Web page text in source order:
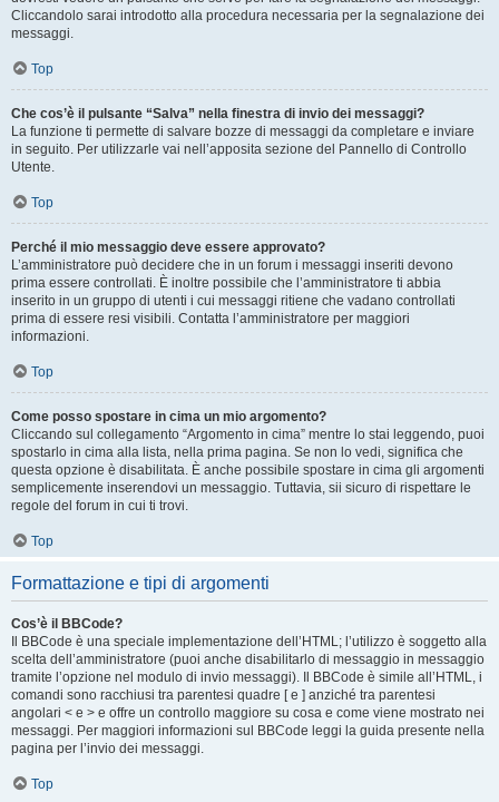
Cliccandolo sarai introdotto alla procedura necessaria per la segnalazione dei
messaggi.
Top
Che cos’è il pulsante “Salva” nella finestra di invio dei messaggi?
La funzione ti permette di salvare bozze di messaggi da completare e inviare
in seguito. Per utilizzarle vai nell’apposita sezione del Pannello di Controllo
Utente.
Top
Perché il mio messaggio deve essere approvato?
L’amministratore può decidere che in un forum i messaggi inseriti devono
prima essere controllati. È inoltre possibile che l’amministratore ti abbia
inserito in un gruppo di utenti i cui messaggi ritiene che vadano controllati
prima di essere resi visibili. Contatta l’amministratore per maggiori
informazioni.
Top
Come posso spostare in cima un mio argomento?
Cliccando sul collegamento “Argomento in cima” mentre lo stai leggendo, puoi
spostarlo in cima alla lista, nella prima pagina. Se non lo vedi, significa che
questa opzione è disabilitata. È anche possibile spostare in cima gli argomenti
semplicemente inserendovi un messaggio. Tuttavia, sii sicuro di rispettare le
regole del forum in cui ti trovi.
Top
Formattazione e tipi di argomenti
Cos’è il BBCode?
Il BBCode è una speciale implementazione dell’HTML; l’utilizzo è soggetto alla
scelta dell’amministratore (puoi anche disabilitarlo di messaggio in messaggio
tramite l’opzione nel modulo di invio messaggi). Il BBCode è simile all’HTML, i
comandi sono racchiusi tra parentesi quadre [ e ] anziché tra parentesi
angolari < e > e offre un controllo maggiore su cosa e come viene mostrato nei
messaggi. Per maggiori informazioni sul BBCode leggi la guida presente nella
pagina per l’invio dei messaggi.
Top